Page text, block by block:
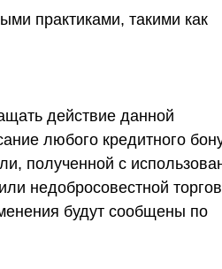
практиками, такими как
действие данной
любого кредитного
полученной с
недобросовестной
будут сообщены по